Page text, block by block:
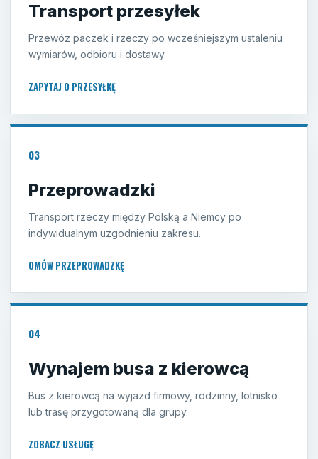
Transport przesyłek
Przewóz paczek i rzeczy po wcześniejszym ustaleniu
wymiarów, odbioru i dostawy.
ZAPYTAJ O PRZESYŁKĘ
03
Przeprowadzki
Transport rzeczy między Polską a Niemcy po
indywidualnym uzgodnieniu zakresu.
OMÓW PRZEPROWADZKĘ
04
Wynajem busa z kierowcą
Bus z kierowcą na wyjazd firmowy, rodzinny, lotnisko
lub trasę przygotowaną dla grupy.
ZOBACZ USŁUGĘ